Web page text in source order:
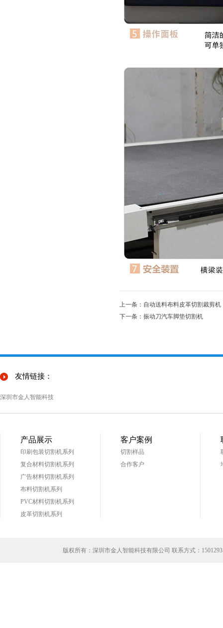
上一条：自动送料布料皮革切割裁剪机
下一条：振动刀汽车脚垫切割机
友情链接：
深圳市金人智能科技
产品展示
印刷包装切割机系列
复合材料切割机系列
广告材料切割机系列
布料切割机系列
PVC材料切割机系列
皮革切割机系列
客户案例
切割样品
合作客户
版权所有：深圳市金人智能科技有限公司 联系方式：